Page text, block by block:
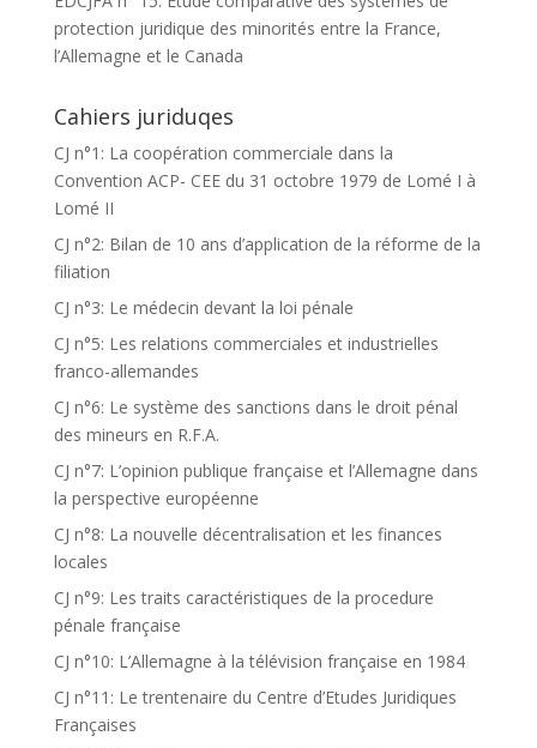
protection juridique des minorités entre la France,
l’Allemagne et le Canada
Cahiers juriduqes
CJ n°1: La coopération commerciale dans la
Convention ACP- CEE du 31 octobre 1979 de Lomé I à
Lomé II
CJ n°2: Bilan de 10 ans d’application de la réforme de la
filiation
CJ n°3: Le médecin devant la loi pénale
CJ n°5: Les relations commerciales et industrielles
franco-allemandes
CJ n°6: Le système des sanctions dans le droit pénal
des mineurs en R.F.A.
CJ n°7: L’opinion publique française et l’Allemagne dans
la perspective européenne
CJ n°8: La nouvelle décentralisation et les finances
locales
CJ n°9: Les traits caractéristiques de la procedure
pénale française
CJ n°10: L’Allemagne à la télévision française en 1984
CJ n°11: Le trentenaire du Centre d’Etudes Juridiques
Françaises